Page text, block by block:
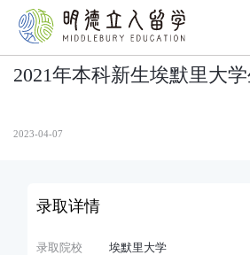
2021年本科新生埃默里大
2023-04-07
录取详情
录取院校 埃默里大学